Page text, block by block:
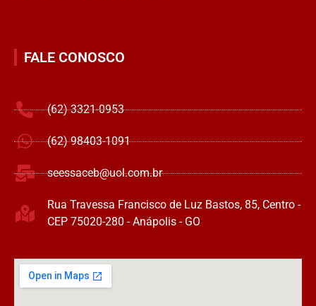
FALE CONOSCO
(62) 3321-0953
(62) 98403-1091
seessaceb@uol.com.br
Rua Travessa Francisco de Luz Bastos, 85, Centro -
CEP 75020-280 - Anápolis - GO